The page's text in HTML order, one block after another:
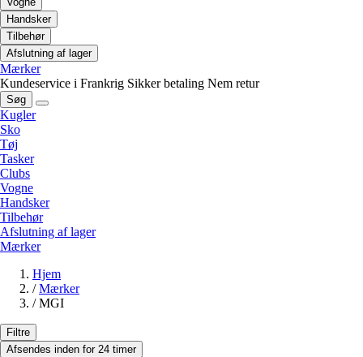
Handsker
Tilbehør
Afslutning af lager
Mærker
Kundeservice i Frankrig Sikker betaling Nem retur
Søg
Kugler
Sko
Tøj
Tasker
Clubs
Vogne
Handsker
Tilbehør
Afslutning af lager
Mærker
Hjem
/ Mærker
/ MGI
Filtre
Afsendes inden for 24 timer